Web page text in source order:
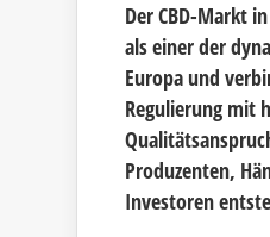
Der CBD-Markt
als einer der
Europa und
Regulierung mit
Produzenten,
Investoren